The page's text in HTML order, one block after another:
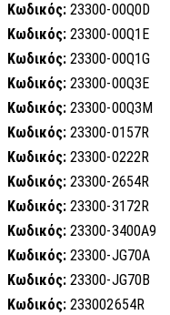
Κωδικός: 23300-00Q0D
Κωδικός: 23300-00Q1E
Κωδικός: 23300-00Q1G
Κωδικός: 23300-00Q3E
Κωδικός: 23300-00Q3M
Κωδικός: 23300-0157R
Κωδικός: 23300-0222R
Κωδικός: 23300-2654R
Κωδικός: 23300-3172R
Κωδικός: 23300-3400A9
Κωδικός: 23300-JG70A
Κωδικός: 23300-JG70B
Κωδικός: 233002654R